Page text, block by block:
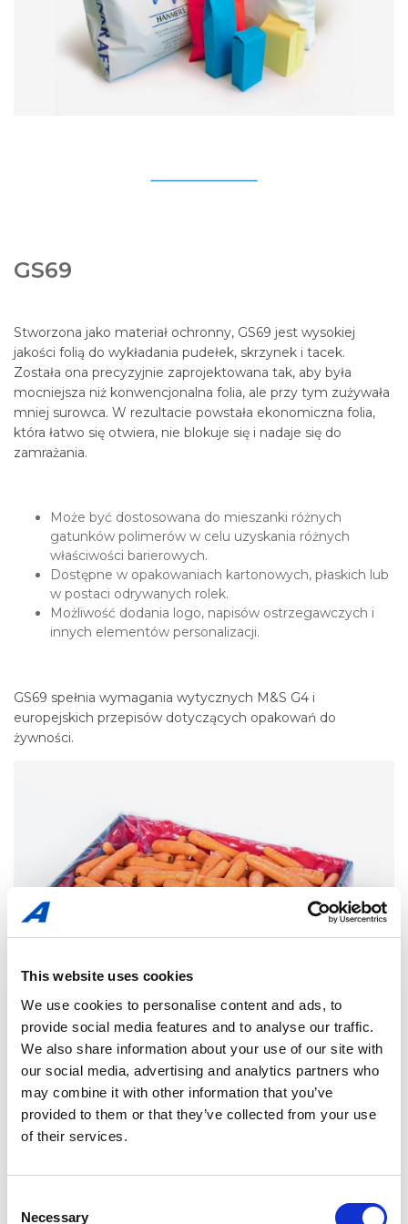
This website uses cookies
We use cookies to personalise content and ads, to
provide social media features and to analyse our traffic.
We also share information about your use of our site with
our social media, advertising and analytics partners who
may combine it with other information that you’ve
provided to them or that they’ve collected from your use
of their services.
Selection
Necessary
GS69
Stworzona jako materiał ochronny, GS69 jest wysokiej
jakości folią do wykładania pudełek, skrzynek i tacek.
Została ona precyzyjnie zaprojektowana tak, aby była
mocniejsza niż konwencjonalna folia, ale przy tym zużywała
mniej surowca. W rezultacie powstała ekonomiczna folia,
która łatwo się otwiera, nie blokuje się i nadaje się do
zamrażania.
Może być dostosowana do mieszanki różnych
gatunków polimerów w celu uzyskania różnych
właściwości barierowych.
Dostępne w opakowaniach kartonowych, płaskich lub
w postaci odrywanych rolek.
Możliwość dodania logo, napisów ostrzegawczych i
innych elementów personalizacji.
GS69 spełnia wymagania wytycznych M&S G4 i
europejskich przepisów dotyczących opakowań do
żywności.
Tri-Ex film